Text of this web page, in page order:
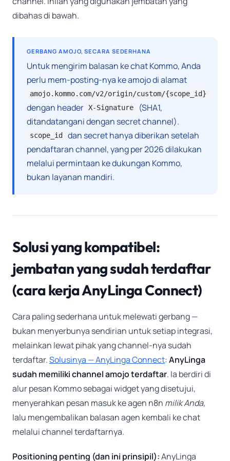
dibahas di bawah.
GERBANG AMOJO, SECARA SEDERHANA
Untuk mengirim balasan ke chat Kommo, Anda
perlu mem-posting-nya ke amojo di alamat
amojo.kommo.com/v2/origin/custom/{scope_id}
dengan header X-Signature
(SHA1,
ditandatangani dengan secret channel).
scope_id
dan secret hanya diberikan setelah
pendaftaran channel, yang per 2026 dilakukan
melalui permintaan ke dukungan Kommo,
bukan layanan mandiri.
Solusi yang kompatibel:
jembatan yang sudah terdaftar
(cara kerja AnyLinga Connect)
Cara paling sederhana untuk melewati gerbang —
bukan menyerbunya sendirian untuk setiap integrasi,
melainkan lewat pihak yang channel-nya sudah
terdaftar.Solusinya — AnyLinga Connect:AnyLinga
sudah memiliki channel amojo terdaftar. Ia berdiri di
alur pesan Kommo sebagai widget yang disetujui,
menyerahkan pesan masuk ke agen n8n milik Anda,
lalu mengembalikan balasan agen kembali ke chat
melalui channel terdaftarnya.
Positioning penting (dan ini prinsipil):AnyLinga